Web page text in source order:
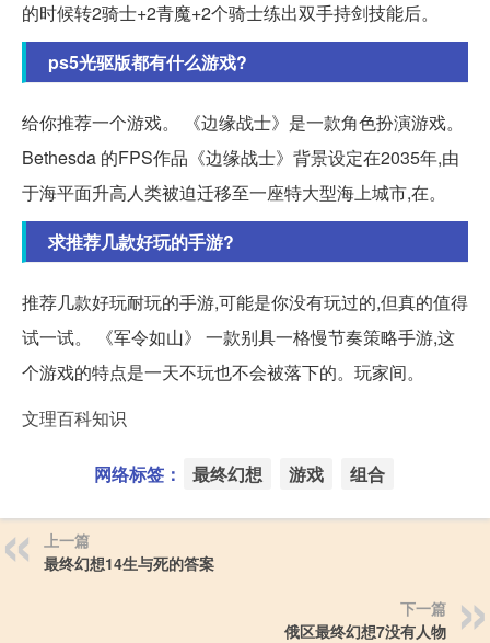
的时候转2骑士+2青魔+2个骑士练出双手持剑技能后。
ps5光驱版都有什么游戏?
给你推荐一个游戏。 《边缘战士》是一款角色扮演游戏。
Bethesda 的FPS作品《边缘战士》背景设定在2035年,由
于海平面升高人类被迫迁移至一座特大型海上城市,在。
求推荐几款好玩的手游?
推荐几款好玩耐玩的手游,可能是你没有玩过的,但真的值得
试一试。 《军令如山》 一款别具一格慢节奏策略手游,这
个游戏的特点是一天不玩也不会被落下的。玩家间。
文理百科知识
网络标签： 最终幻想 游戏 组合
上一篇
最终幻想14生与死的答案
下一篇
俄区最终幻想7没有人物